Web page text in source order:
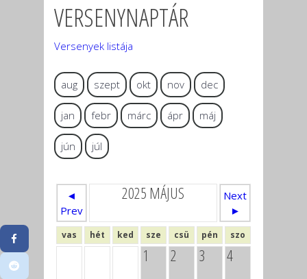
VERSENYNAPTÁR
Versenyek listája
aug szept okt nov dec
jan febr márc ápr máj
jún júl
◄
Prev
2025 MÁJUS
Next
►
vas hét ked sze csü pén szo
1 2 3 4